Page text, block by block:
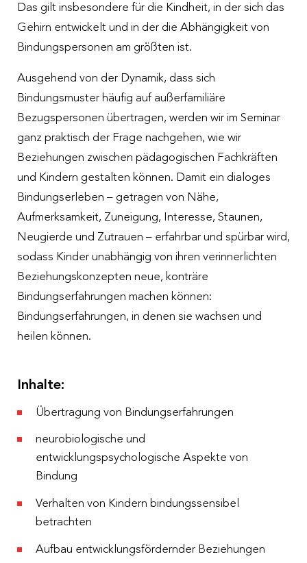
Das gilt insbesondere für die Kindheit, in der sich das
Gehirn entwickelt und in der die Abhängigkeit von
Bindungspersonen am größten ist.
Ausgehend von der Dynamik, dass sich
Bindungsmuster häufig auf außerfamiliäre
Bezugspersonen übertragen, werden wir im Seminar
ganz praktisch der Frage nachgehen, wie wir
Beziehungen zwischen pädagogischen Fachkräften
und Kindern gestalten können. Damit ein dialoges
Bindungserleben – getragen von Nähe,
Aufmerksamkeit, Zuneigung, Interesse, Staunen,
Neugierde und Zutrauen – erfahrbar und spürbar wird,
sodass Kinder unabhängig von ihren verinnerlichten
Beziehungskonzepten neue, konträre
Bindungserfahrungen machen können:
Bindungserfahrungen, in denen sie wachsen und
heilen können.
Inhalte:
Übertragung von Bindungserfahrungen
neurobiologische und
entwicklungspsychologische Aspekte von
Bindung
Verhalten von Kindern bindungssensibel
betrachten
Aufbau entwicklungsfördernder Beziehungen